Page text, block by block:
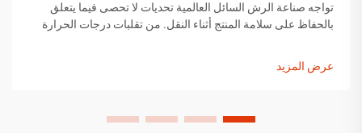
تواجه صناعة الرش السائل العالمية تحديات لا تحصى فيما يتعلق
بالحفاظ على سلامة المنتج أثناء النقل. من تقلبات درجات الحرارة
عرض المزيد